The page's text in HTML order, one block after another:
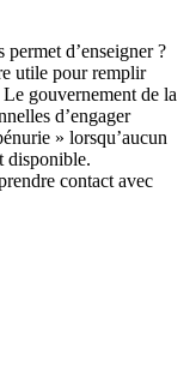
d’enseigner ?
utile pour remplir
gouvernement de la
d’engager
» lorsqu’aucun
disponible.
contact avec